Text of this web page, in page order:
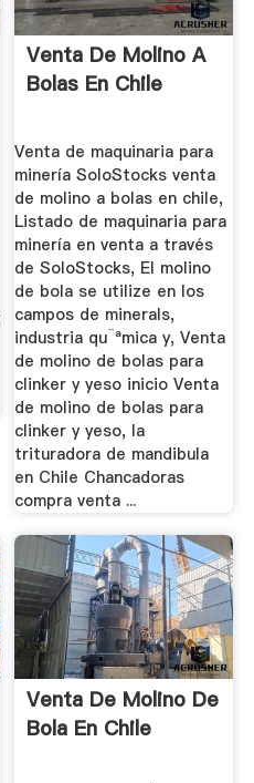
Venta De Molino A
Bolas En Chile
Venta de maquinaria para
minería SoloStocks venta
de molino a bolas en chile,
Listado de maquinaria para
minería en venta a través
de SoloStocks, El molino
de bola se utilize en los
campos de minerals,
industria qu¨ªmica y, Venta
de molino de bolas para
clinker y yeso inicio Venta
de molino de bolas para
clinker y yeso, la
trituradora de mandibula
en Chile Chancadoras
compra venta ...
Venta De Molino De
Bola En Chile